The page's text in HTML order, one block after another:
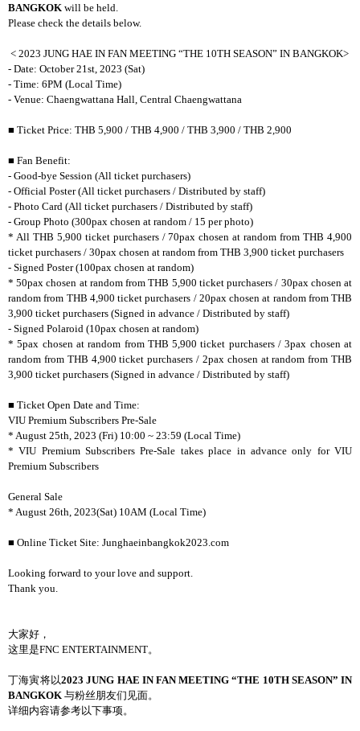
BANGKOK will be held.
Please check the details below.
< 2023 JUNG HAE IN FAN MEETING “THE 10TH SEASON” IN BANGKOK>
- Date: October 21st, 2023 (Sat)
- Time: 6PM (Local Time)
- Venue: Chaengwattana Hall, Central Chaengwattana
■ Ticket Price: THB 5,900 / THB 4,900 / THB 3,900 / THB 2,900
■ Fan Benefit:
- Good-bye Session (All ticket purchasers)
- Official Poster (All ticket purchasers / Distributed by staff)
- Photo Card (All ticket purchasers / Distributed by staff)
- Group Photo (300pax chosen at random / 15 per photo)
* All THB 5,900 ticket purchasers / 70pax chosen at random from THB 4,900
ticket purchasers / 30pax chosen at random from THB 3,900 ticket purchasers
- Signed Poster (100pax chosen at random)
* 50pax chosen at random from THB 5,900 ticket purchasers / 30pax chosen at
random from THB 4,900 ticket purchasers / 20pax chosen at random from THB
3,900 ticket purchasers (Signed in advance / Distributed by staff)
- Signed Polaroid (10pax chosen at random)
* 5pax chosen at random from THB 5,900 ticket purchasers / 3pax chosen at
random from THB 4,900 ticket purchasers / 2pax chosen at random from THB
3,900 ticket purchasers (Signed in advance / Distributed by staff)
■ Ticket Open Date and Time:
VIU Premium Subscribers Pre-Sale
* August 25th, 2023 (Fri) 10:00 ~ 23:59 (Local Time)
* VIU Premium Subscribers Pre-Sale takes place in advance only for VIU
Premium Subscribers
General Sale
* August 26th, 2023(Sat) 10AM (Local Time)
■ Online Ticket Site: Junghaeinbangkok2023.com
Looking forward to your love and support.
Thank you.
大家好，
这里是FNC ENTERTAINMENT。
丁海寅将以2023 JUNG HAE IN FAN MEETING “THE 10TH SEASON” IN
BANGKOK 与粉丝朋友们见面。
详细内容请参考以下事项。